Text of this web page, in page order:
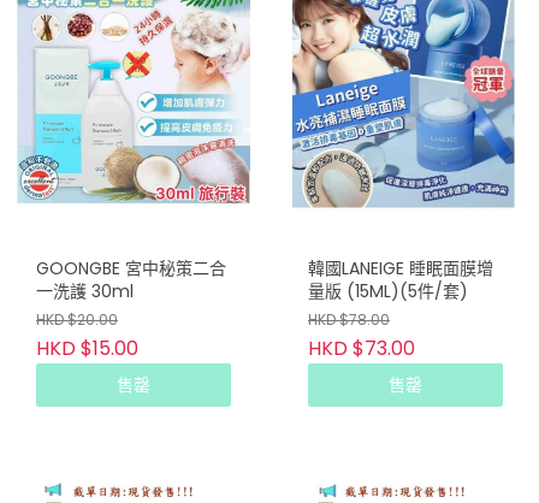
GOONGBE 宮中秘策二合
一洗護 30ml
HKD $20.00
HKD $15.00
售罄
韓國LANEIGE 睡眠面膜增
量版 (15ML)(5件/套)
HKD $78.00
HKD $73.00
售罄